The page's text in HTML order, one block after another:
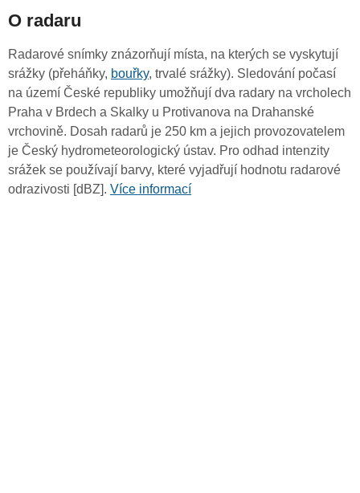
O radaru
Radarové snímky znázorňují místa, na kterých se vyskytují
srážky (přeháňky, bouřky, trvalé srážky). Sledování počasí
na území České republiky umožňují dva radary na vrcholech
Praha v Brdech a Skalky u Protivanova na Drahanské
vrchovině. Dosah radarů je 250 km a jejich provozovatelem
je Český hydrometeorologický ústav. Pro odhad intenzity
srážek se používají barvy, které vyjadřují hodnotu radarové
odrazivosti [dBZ]. Více informací